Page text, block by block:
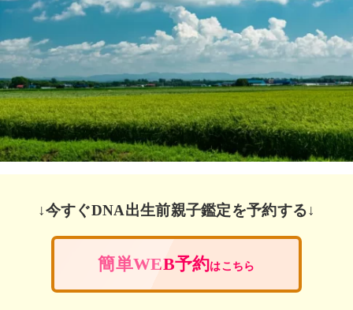
↓今すぐDNA出生前親子鑑定を予約する↓
簡単WEB予約はこちら